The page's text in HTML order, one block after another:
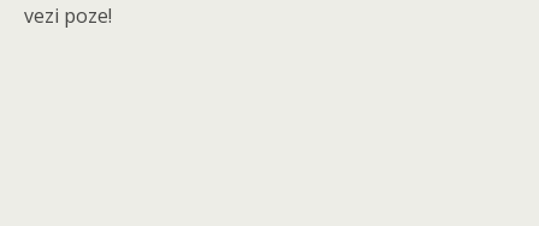
vezi poze!